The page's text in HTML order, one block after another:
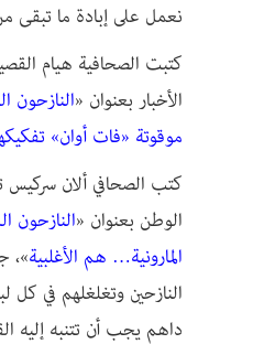
نعمل على إبادة ما تبقى
كتبت الصحافية هيام
الأخبار بعنوان «النازحون
موقوتة «فات أوان»
كتب الصحافي ألان سركيس
الوطن بعنوان «النازحون
المارونية… هم الأغلبية»،
النازحين وتغلغلهم في كل
داهم يجب أن تتنبه إليه